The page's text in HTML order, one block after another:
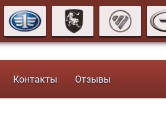
Контакты Отзывы